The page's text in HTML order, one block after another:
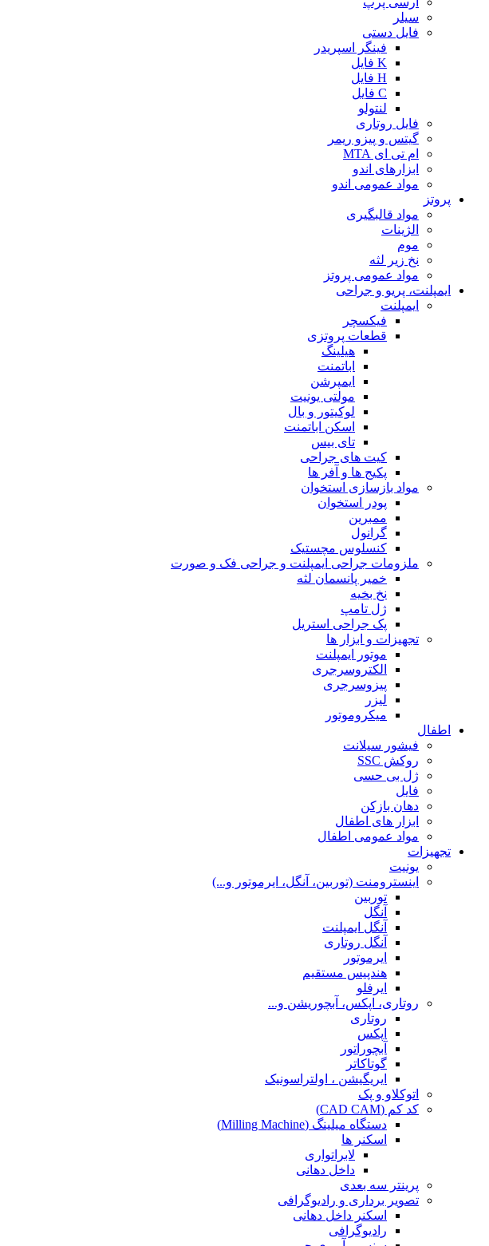
سیلر
فایل دستی
فینگر اسپریدر
K فایل
H فایل
C فایل
لنتولو
فایل روتاری
گیتس و پیزو ریمر
ام تی ای MTA
ابزارهای اندو
مواد عمومی اندو
پروتز
مواد قالبگیری
الژینات
موم
نخ زیر لثه
مواد عمومی پروتز
ایمپلنت، پریو و جراحی
ایمپلنت
فیکسچر
قطعات پروتزی
هیلینگ
اباتمنت
ایمپرشن
مولتی یونیت
لوکیتور و بال
اسکن اباتمنت
تای بیس
کیت های جراحی
پکیج ها و آفر ها
مواد بازسازی استخوان
پودر استخوان
ممبرین
گرانول
کنسلوس مچستیک
ملزومات جراحی ایمپلنت و جراحی فک و صورت
خمیر پانسمان لثه
نخ بخیه
ژل تامپ
پک جراحی استریل
تجهیزات و ابزار ها
موتور ایمپلنت
الکتروسرجری
پیزوسرجری
لیزر
میکروموتور
اطفال
فیشور سیلانت
روکش SSC
ژل بی حسی
فایل
دهان بازکن
ابزار های اطفال
مواد عمومی اطفال
تجهیزات
یونیت
اینسترومنت (توربین، آنگل، ایرموتور و...)
توربین
آنگل
آنگل ایمپلنت
آنگل روتاری
ایرموتور
هندپیس مستقیم
ایرفلو
روتاری، اپکس، آبچوریشن و...
روتاری
اپکس
آبچوراتور
گوتاکاتر
ایریگیشن ، اولتراسونیک
اتوکلاو و پک
کد کم (CAD CAM)
دستگاه میلینگ (Milling Machine)
اسکنر ها
لابراتواری
داخل دهانی
پرینتر سه بعدی
تصویر برداری و رادیوگرافی
اسکنر داخل دهانی
رادیوگرافی